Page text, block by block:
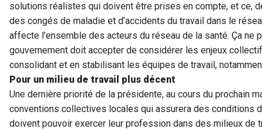
solutions réalistes qui doivent être prises en compte, et ce,
des congés de maladie et d’accidents du travail dans le
affecte l’ensemble des acteurs du réseau de la santé. Ça ne
gouvernement doit accepter de considérer les enjeux
consolidant et en stabilisant les équipes de travail,
Pour un milieu de travail plus décent
Une dernière priorité de la présidente, au cours du prochain
conventions collectives locales qui assurera des conditions
doivent pouvoir exercer leur profession dans des milieux de